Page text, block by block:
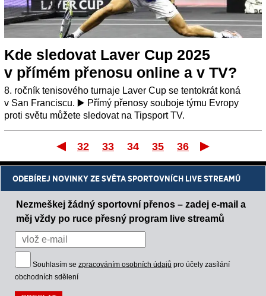
Kde sledovat Laver Cup 2025
v přímém přenosu online a v TV?
8. ročník tenisového turnaje Laver Cup se tentokrát koná
v San Franciscu. ▶️ Přímý přenosy souboje týmu Evropy
proti světu můžete sledovat na Tipsport TV.
První
32 33 34 35 36
ODEBÍREJ NOVINKY ZE SVĚTA SPORTOVNÍCH LIVE STREAMŮ
Nezmeškej žádný sportovní přenos – zadej e-mail a
měj vždy po ruce přesný program live streamů
Souhlasím se zpracováním osobních údajů pro účely zasílání
obchodních sdělení